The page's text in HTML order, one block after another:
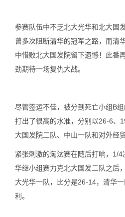
参赛队伍中不乏北大光华和北大国
曾多次阻断清华的冠军之路，而清
中惜败北大国发院留下遗憾！此番
劲期待一场复仇大战。
尽管签运不佳，被分到死亡小组B
打出了很高的水准，分别以26-6、
大国发院二队、中山一队和对外经贸
紧张刺激的淘汰赛在随后打响，1/
华继小组赛力克北大国发二队之后
大光华一队，比分是26-14，清华
利。